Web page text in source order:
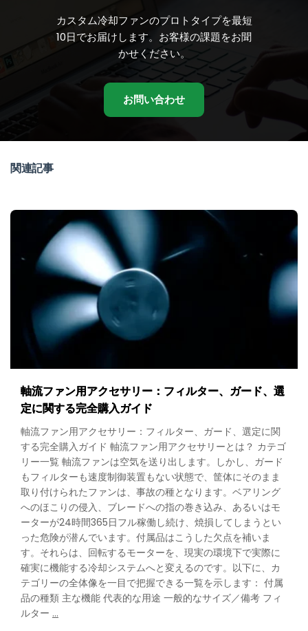
カスタム冷却ファンのプロトタイプを最短
10日でお届けします。お客様の課題をお聞
かせください。
お問い合わせ
関連記事
軸流ファン用アクセサリー：フィルター、ガード、選
定に関する完全購入ガイド
軸流ファン用アクセサリー：フィルター、ガード、選定に関
する完全購入ガイド 軸流ファン用アクセサリーとは？ カテゴ
リー一覧 軸流ファンは空気を送り出します。しかし、ガード
もフィルターも速度制御装置もない状態で、筐体にそのまま
取り付けられたファンは、事故の種となります。ベアリング
へのほこりの侵入、ブレードへの指の巻き込み、あるいはモ
ーターが24時間365日フル稼働し続け、焼損してしまうとい
った危険が潜んでいます。付属品はこうした欠点を補いま
す。それらは、回転するモーターを、現実の環境下で実際に
確実に機能する冷却システムへと変えるのです。以下に、カ
テゴリーの全体像を一目で把握できる一覧を示します： 付属
品の種類 主な機能 代表的な用途 一般的なサイズ／備考 フィ
ルター …